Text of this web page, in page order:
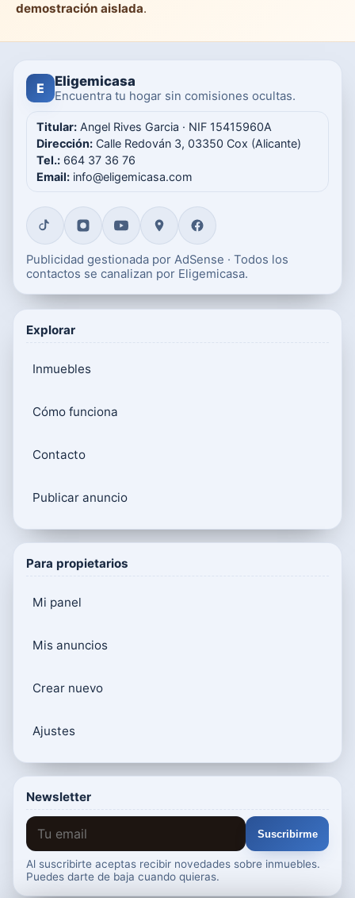
demostración aislada.
E Eligemicasa
Encuentra tu hogar sin comisiones ocultas.
Titular: Angel Rives Garcia · NIF 15415960A
Dirección: Calle Redován 3, 03350 Cox (Alicante)
Tel.: 664 37 36 76
Email: info@eligemicasa.com
Publicidad gestionada por AdSense · Todos los
contactos se canalizan por Eligemicasa.
Explorar
Inmuebles
Cómo funciona
Contacto
Publicar anuncio
Para propietarios
Mi panel
Mis anuncios
Crear nuevo
Ajustes
Newsletter
Suscribirme
Al suscribirte aceptas recibir novedades sobre inmuebles.
Puedes darte de baja cuando quieras.